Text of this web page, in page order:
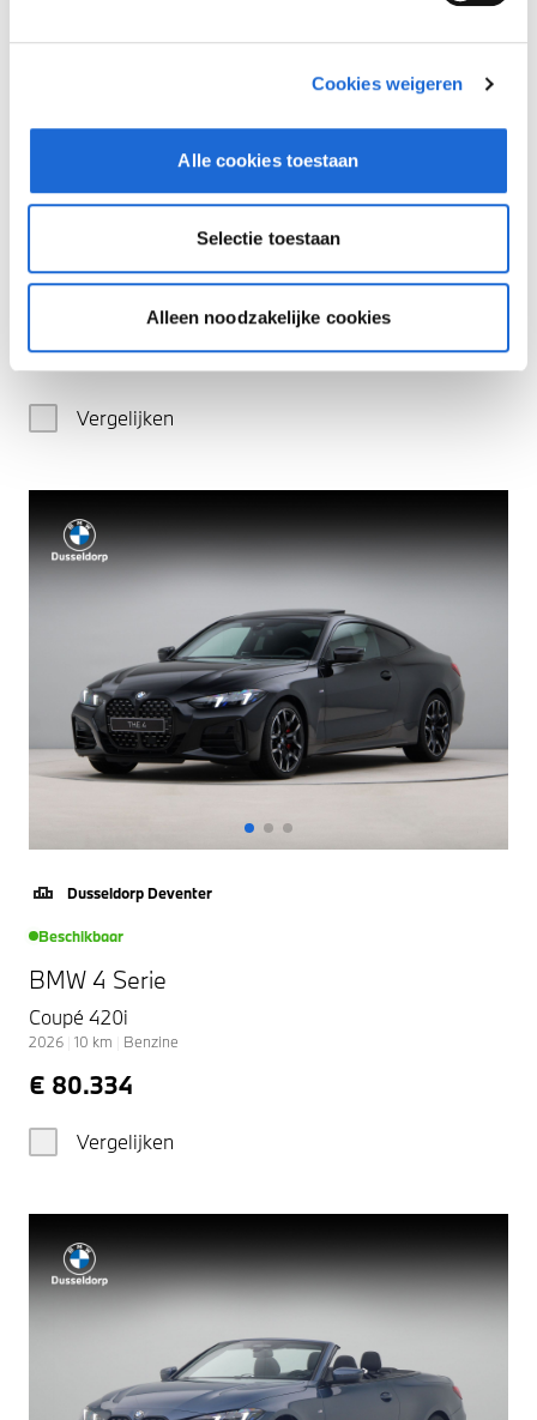
Cookies weigeren
Alle cookies toestaan
Selectie toestaan
Alleen noodzakelijke cookies
Dusseldorp Schiedam
Beschikbaar
Sedan 530e **Vraag naar levertijd**
Hybrid
€ 74.080
Vergelijken
Dusseldorp Deventer
Beschikbaar
BMW 4 Serie
Coupé 420i
2026 10 km Benzine
€ 80.334
Vergelijken